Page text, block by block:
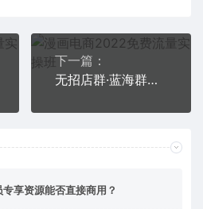
下一篇：
无招店群·蓝海群爆款特训营(10月新课) 低成本起店+小爆款打造+群爆款维护
享资源能否直接商用？